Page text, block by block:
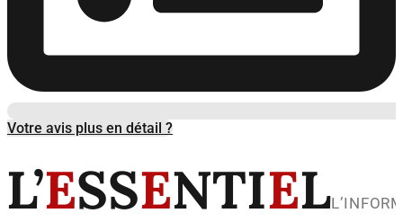
Votre avis plus en détail ?
L’ESSENTIEL